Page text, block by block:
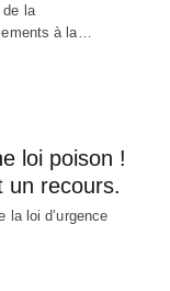
de la
à la…
loi poison !
un recours.
la loi d’urgence